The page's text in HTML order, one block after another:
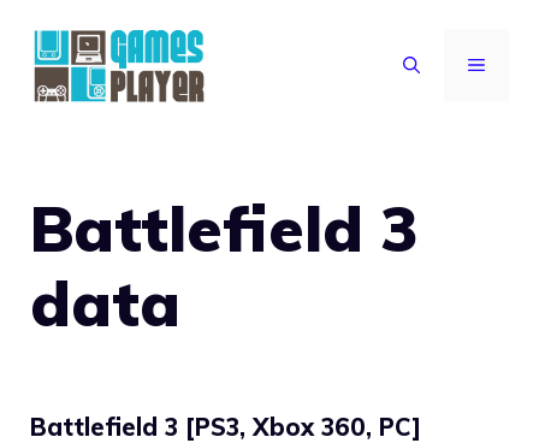
contenuto
MENU
Battlefield 3
data
Battlefield 3 [PS3, Xbox 360, PC]